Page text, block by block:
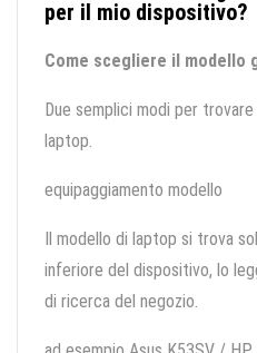
per il mio dispositivo?
Come scegliere il modello
Due semplici modi per
laptop.
equipaggiamento modello
Il modello di laptop si trova
inferiore del dispositivo, lo
di ricerca del negozio.